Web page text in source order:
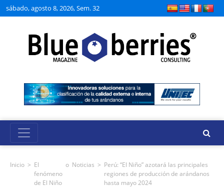
sábado, agosto 8, 2026, Sem. 32
Inicio > El
fenómeno
de El Niño
o Noticias > Perú: “El Niño” azotará las principales
regiones de producción de arándanos
hasta mayo 2024